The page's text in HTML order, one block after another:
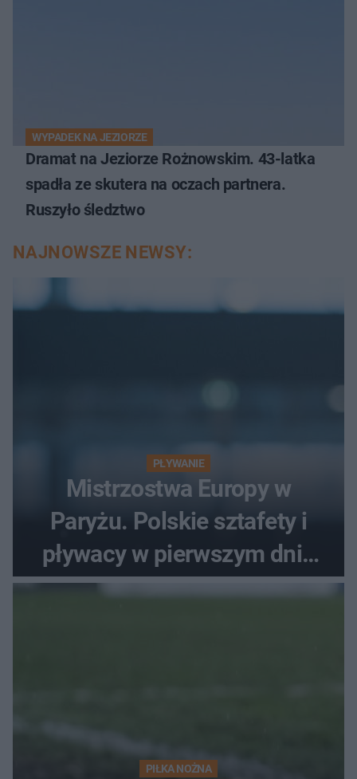
WYPADEK NA JEZIORZE
Dramat na Jeziorze Rożnowskim. 43-latka
spadła ze skutera na oczach partnera.
Ruszyło śledztwo
NAJNOWSZE NEWSY:
PŁYWANIE
Mistrzostwa Europy w
Paryżu. Polskie sztafety i
pływacy w pierwszym dniu
finałów
PIŁKA NOŻNA